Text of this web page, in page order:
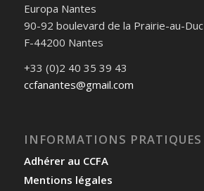
Europa Nantes
90-92 boulevard de la Prairie-au-Duc
F-44200 Nantes
+33 (0)2 40 35 39 43
ccfanantes@gmail.com
INFORMATIONS PRATIQUES
Adhérer au CCFA
Mentions légales